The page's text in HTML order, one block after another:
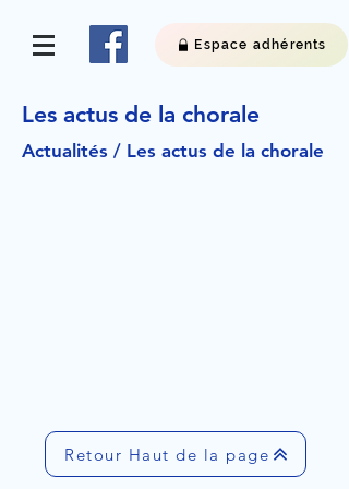
Espace adhérents
Les actus de la chorale
Actualités / Les actus de la chorale
Retour Haut de la page